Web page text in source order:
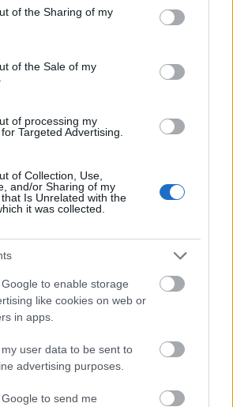
or usage behaviour. You may click to
to Google and its third-party tags to
specified purposes in below Google
of the Sharing of my
of the Sale of my
of processing my
Targeted Advertising.
of Collection, Use,
and/or Sharing of my
Is Unrelated with the
it was collected.
to enable storage
like cookies on web or
in apps.
user data to be sent to
advertising purposes.
to send me
EMBERRE UTAZUNK, HANEM
TÁRSASÁGRA”
A MŰVÉSZETEK VÖLGYE